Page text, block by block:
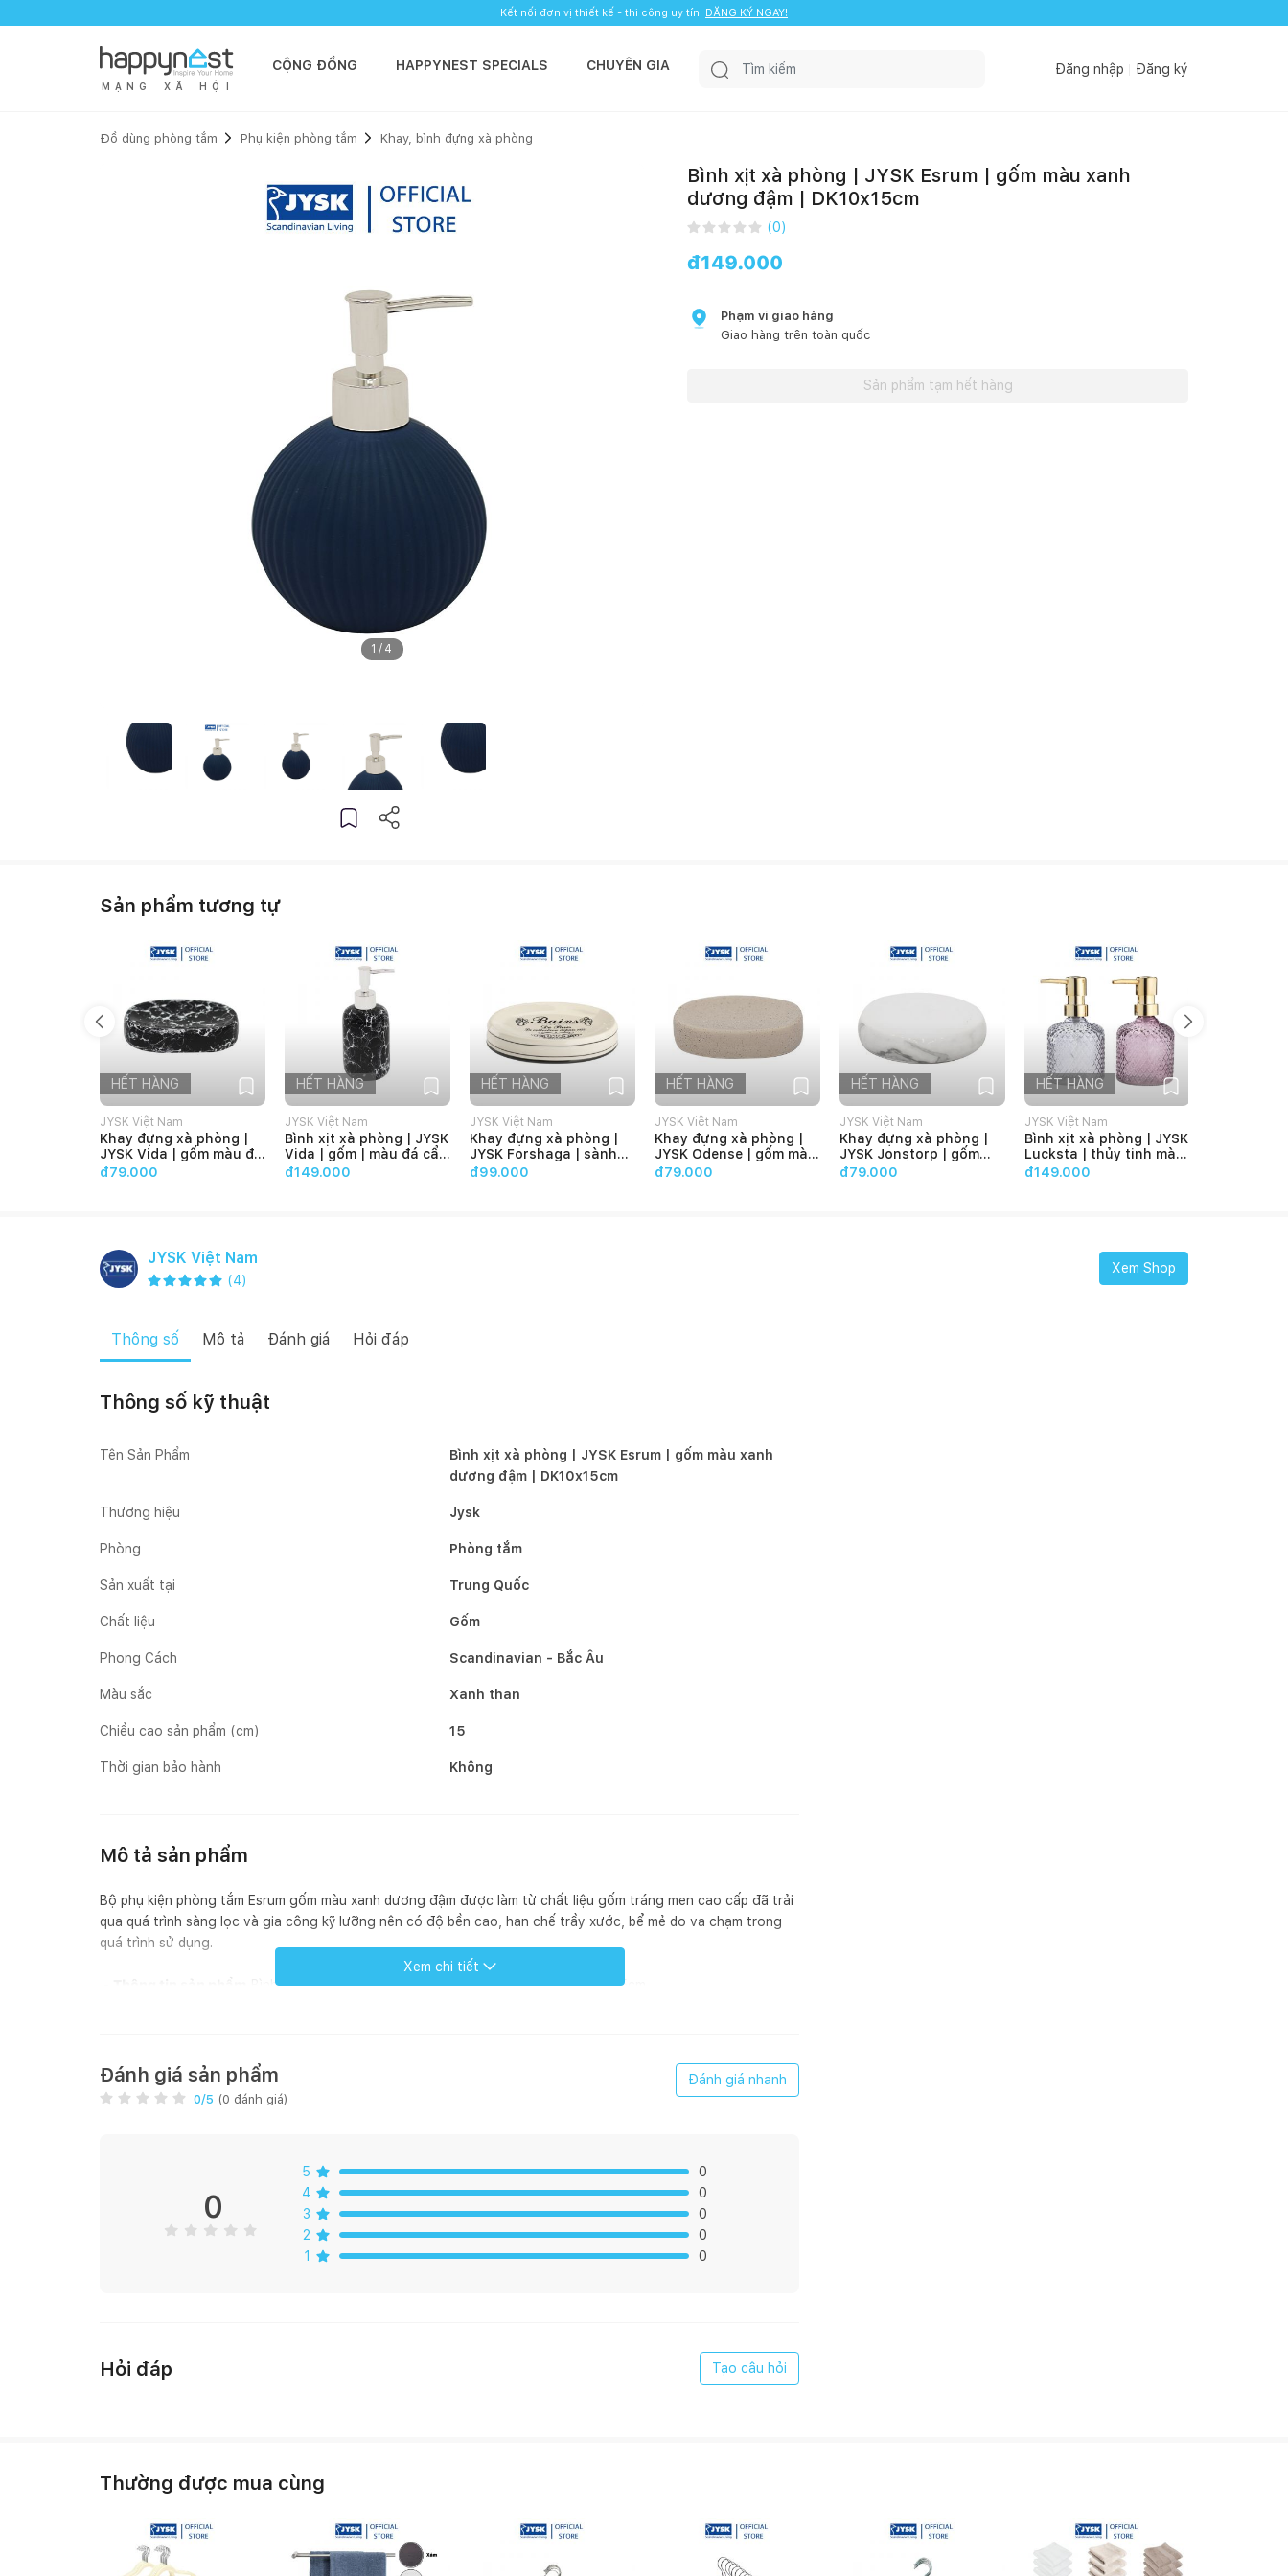
Kết nối đơn vị thiết kế - thi công uy tín. ĐĂNG KÝ NGAY!
M Ạ N G X Ã H Ộ I
CỘNG ĐỒNG HAPPYNEST SPECIALS CHUYÊN GIA Đăng nhập Đăng ký
Đồ dùng phòng tắm Phụ kiện phòng tắm Khay, bình đựng xà phòng
1 / 4
Bình xịt xà phòng | JYSK Esrum | gốm màu xanh
dương đậm | DK10x15cm
(0)
đ149.000
Phạm vi giao hàng
Giao hàng trên toàn quốc
Sản phẩm tạm hết hàng
Sản phẩm tương tự
HẾT HÀNG
JYSK Việt Nam
Khay đựng xà phòng |
JYSK Vida | gốm màu đá
cẩm thạch |
đ79.000
HẾT HÀNG
JYSK Việt Nam
Bình xịt xà phòng | JYSK
Vida | gốm | màu đá cẩm
thạch | DK7x17.5cm
đ149.000
HẾT HÀNG
JYSK Việt Nam
Khay đựng xà phòng |
JYSK Forshaga | sành
màu tự nhiên |
đ99.000
HẾT HÀNG
JYSK Việt Nam
Khay đựng xà phòng |
JYSK Odense | gốm màu
vàng cát |
đ79.000
HẾT HÀNG
JYSK Việt Nam
Khay đựng xà phòng |
JYSK Jonstorp | gốm
màu đá cẩm thạch |
đ79.000
HẾT HÀNG
JYSK Việt Nam
Bình xịt xà phòng | JYSK
Lucksta | thủy tinh màu
hồng/xám | 8x14cm
đ149.000
JYSK Việt Nam
(4)
Xem Shop
Thông số Mô tả Đánh giá Hỏi đáp
Thông số kỹ thuật
Tên Sản Phẩm
Bình xịt xà phòng | JYSK Esrum | gốm màu xanh
dương đậm | DK10x15cm
Thương hiệu Jysk
Phòng Phòng tắm
Sản xuất tại Trung Quốc
Chất liệu Gốm
Phong Cách Scandinavian - Bắc Âu
Màu sắc Xanh than
Chiều cao sản phẩm (cm) 15
Thời gian bảo hành Không
Mô tả sản phẩm
Bộ phụ kiện phòng tắm Esrum gốm màu xanh dương đậm được làm từ chất liệu gốm tráng men cao cấp đã trải
qua quá trình sàng lọc và gia công kỹ lưỡng nên có độ bền cao, hạn chế trầy xước, bể mẻ do va chạm trong
quá trình sử dụng.
Bình xịt xà phòng | ESRUM | gốm xanh dương đậm | Ø10x15cm
Xem chi tiết
Đánh giá sản phẩm
0/5 (0 đánh giá)
Đánh giá nhanh
0
5
0
4
0
3
0
2
0
1
0
Hỏi đáp Tạo câu hỏi
Thường được mua cùng